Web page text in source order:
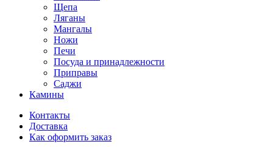
Щепа
Ляганы
Мангалы
Ножи
Печи
Посуда и принадлежности
Приправы
Саджи
Камины
Контакты
Доставка
Как оформить заказ